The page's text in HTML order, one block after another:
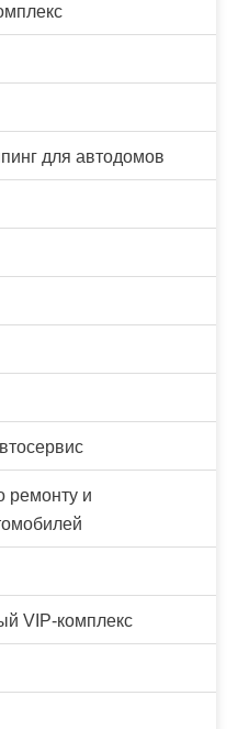
для автодомов
ремонту и
VIP-комплекс